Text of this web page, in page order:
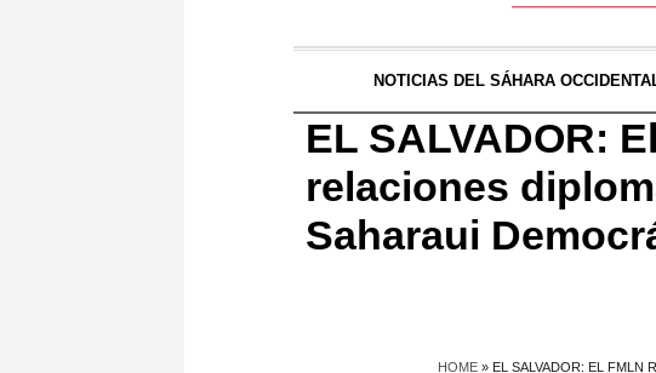
NOTICIAS DEL SÁHARA
EL SALVADOR:
relaciones
Saharaui
HOME » EL SALVADOR: EL FMLN